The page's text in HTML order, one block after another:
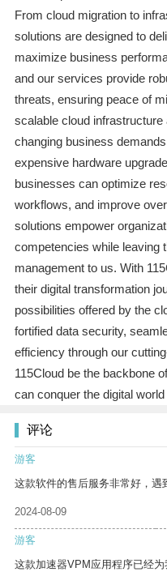
From cloud migration to
solutions are designed to
maximize business
and our services provide
threats, ensuring peace of
scalable cloud
changing business
expensive hardware
businesses can optimize
workflows, and improve
solutions empower
competencies while leaving
management to us. With
their digital transformation
possibilities offered by the
fortified data security,
efficiency through our
115Cloud be the backbone
can conquer the digital
评论
游客
这款软件的售后服务非常好，遇
2024-08-09
游客
这款加速器VPM应用程序已经为